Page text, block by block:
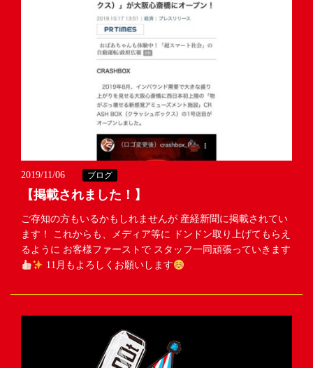
2019/11/06 ブログ
【掲載されました！】
ご存知の方もいるかもしれませんが 産経新聞に掲載されてい
ます！ これからも、メディア等に ドンドン取り上げてもらえ
るように お客様ファーストで スタッフ一同頑張っていきます
11月もよろしくお願いします